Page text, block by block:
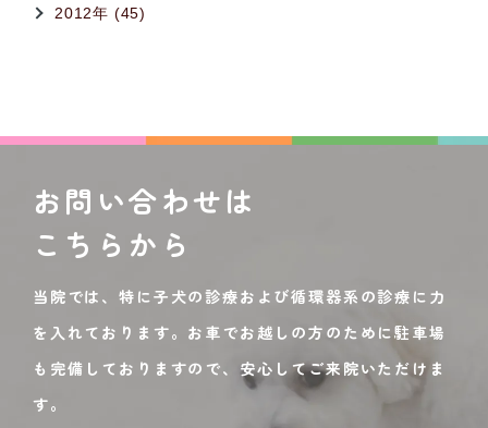
2012年 (45)
お問い合わせは
こちらから
当院では、特に子犬の診療および循環器系の診療に力
を入れております。お車でお越しの方のために駐車場
も完備しておりますので、安心してご来院いただけま
す。